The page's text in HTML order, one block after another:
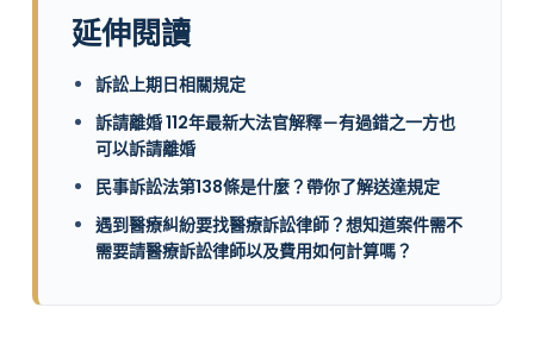
延伸閱讀
訴訟上期日相關規定
訴請離婚 112年最新大法官解釋－有過錯之一方也
可以訴請離婚
民事訴訟法第138條是什麼？帶你了解送達規定
遇到醫療糾紛要找醫療訴訟律師？想知道案件需不
需要請醫療訴訟律師以及費用如何計算嗎？